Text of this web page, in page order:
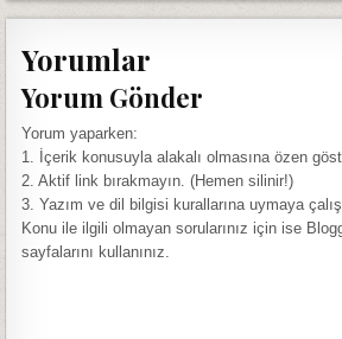
Yorumlar
Yorum Gönder
Yorum yaparken:
1. İçerik konusuyla alakalı olmasına özen
2. Aktif link bırakmayın. (Hemen silinir!)
3. Yazım ve dil bilgisi kurallarına uymaya
Konu ile ilgili olmayan sorularınız için ise
sayfalarını kullanınız.